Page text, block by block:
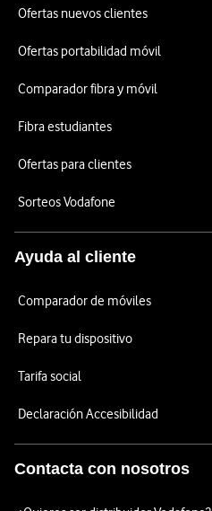
Ofertas nuevos clientes
Ofertas portabilidad móvil
Comparador fibra y móvil
Fibra estudiantes
Ofertas para clientes
Sorteos Vodafone
Ayuda al cliente
Comparador de móviles
Repara tu dispositivo
Tarifa social
Declaración Accesibilidad
Contacta con nosotros